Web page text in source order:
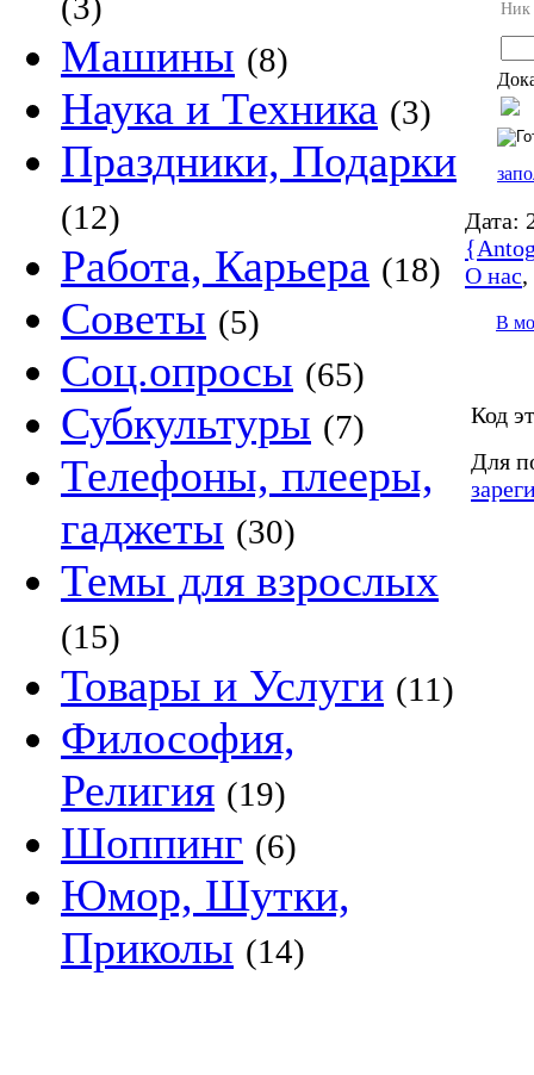
Машины (8)
Наука и Техника (3)
Праздники, Подарки
(12)
Работа, Карьера (18)
Советы (5)
Соц.опросы (65)
Субкультуры (7)
Телефоны, плееры,
гаджеты (30)
Темы для взрослых
(15)
Товары и Услуги (11)
Философия,
Религия (19)
Шоппинг (6)
Юмор, Шутки,
Приколы (14)
Ник
Дата:
О нас
В
Код
Для